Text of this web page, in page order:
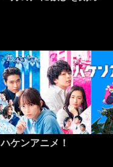
ハケンアニメ！